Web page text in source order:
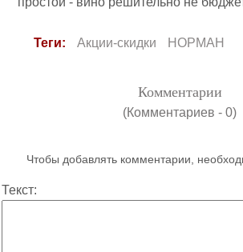
Теги: Акции-скидки НОРМАН
Комментарии
(Комментариев - 0)
Чтобы добавлять комментарии,
Текст: